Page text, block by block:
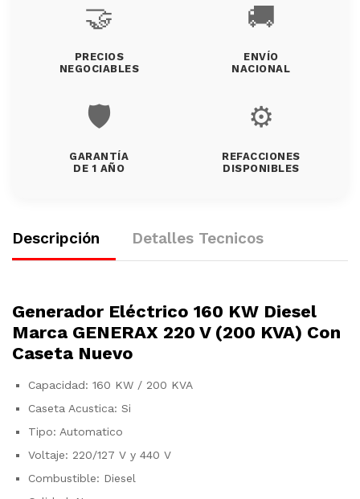
🤝
PRECIOS
NEGOCIABLES
🚚
ENVÍO
NACIONAL
🛡️
GARANTÍA
DE 1 AÑO
⚙️
REFACCIONES
DISPONIBLES
Descripción Detalles Tecnicos
Generador Eléctrico 160 KW Diesel
Marca GENERAX 220 V (200 KVA) Con
Caseta Nuevo
Capacidad: 160 KW / 200 KVA
Caseta Acustica: Si
Tipo: Automatico
Voltaje: 220/127 V y 440 V
Combustible: Diesel